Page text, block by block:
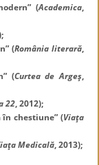
(Academica,
(România literară,
(Curtea de Argeş,
22, 2012);
chestiune” (Viaţa
Medicală, 2013);